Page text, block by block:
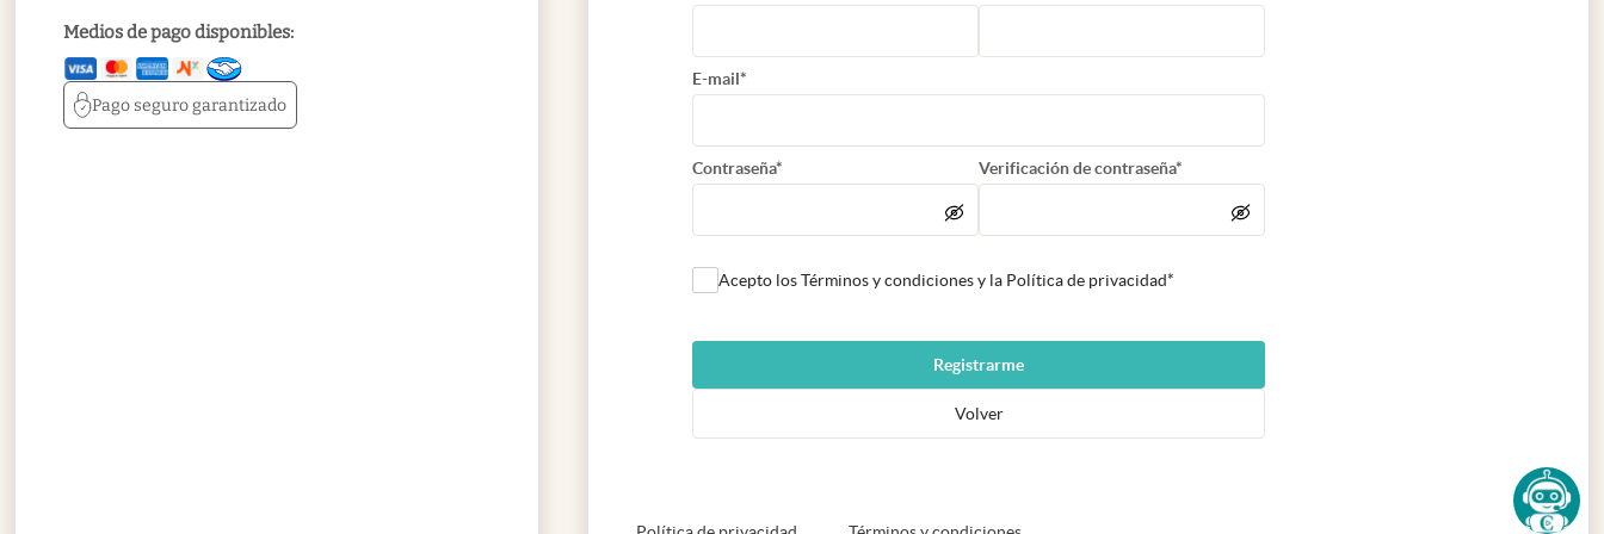
Medios de pago disponibles:
Pago segurogarantizado
E-mail*
Contraseña* Verificación de contraseña*
Acepto los Términos y condiciones y la Política de privacidad*
Registrarme
Volver